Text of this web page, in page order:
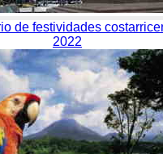
de festividades
2022